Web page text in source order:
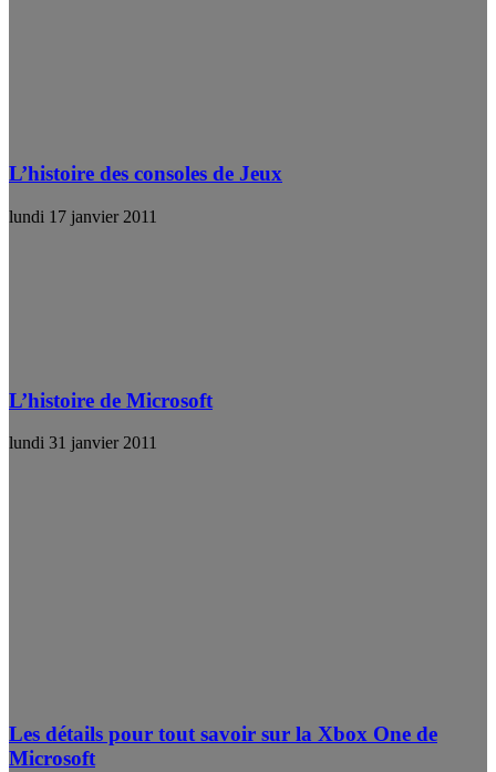
L’histoire des consoles de Jeux
lundi 17 janvier 2011
L’histoire de Microsoft
lundi 31 janvier 2011
Les détails pour tout savoir sur la Xbox One de
Microsoft